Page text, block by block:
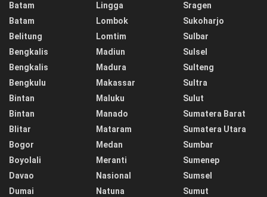
Batam
Batam
Belitung
Bengkalis
Bengkalis
Bengkulu
Bintan
Bintan
Blitar
Bogor
Boyolali
Davao
Dumai
Lingga
Lombok
Lomtim
Madiun
Madura
Makassar
Maluku
Manado
Mataram
Medan
Meranti
Nasional
Natuna
Sragen
Sukoharjo
Sulbar
Sulsel
Sulteng
Sultra
Sulut
Sumatera Barat
Sumatera Utara
Sumbar
Sumenep
Sumsel
Sumut